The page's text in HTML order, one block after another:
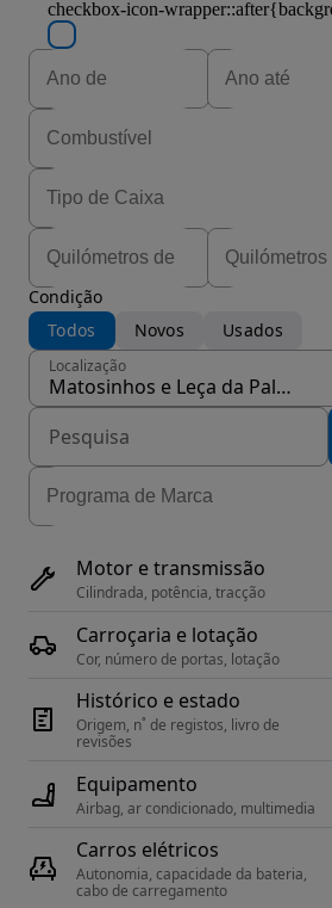
Condição
Todos
Novos Usados
Localização
Matosinhos e Leça da Palmeira, concelho Matosinhos
Motor e transmissão
Cilindrada, potência, tracção
Carroçaria e lotação
Cor, número de portas, lotação
Histórico e estado
Origem, n˚ de registos, livro de
revisões
Equipamento
Airbag, ar condicionado, multimedia
Carros elétricos
Autonomia, capacidade da bateria,
cabo de carregamento